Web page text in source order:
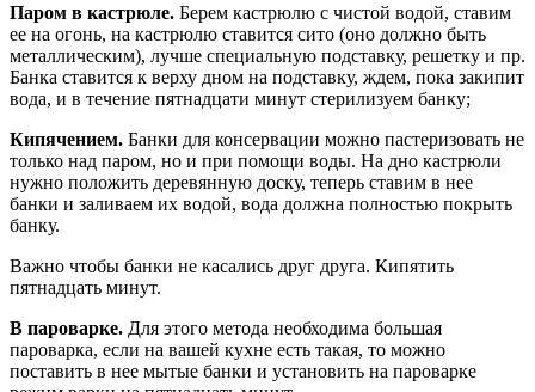
Паром в кастрюле. Берем кастрюлю с чистой водой, ставим
ее на огонь, на кастрюлю ставится сито (оно должно быть
металлическим), лучше специальную подставку, решетку и пр.
Банка ставится к верху дном на подставку, ждем, пока закипит
вода, и в течение пятнадцати минут стерилизуем банку;
Кипячением. Банки для консервации можно пастеризовать не
только над паром, но и при помощи воды. На дно кастрюли
нужно положить деревянную доску, теперь ставим в нее
банки и заливаем их водой, вода должна полностью покрыть
банку.
Важно чтобы банки не касались друг друга. Кипятить
пятнадцать минут.
В пароварке. Для этого метода необходима большая
пароварка, если на вашей кухне есть такая, то можно
поставить в нее мытые банки и установить на пароварке